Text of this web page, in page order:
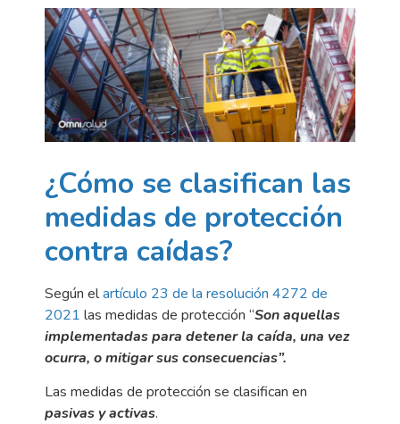
¿Cómo se clasifican las
medidas de protección
contra caídas?
Según elartículo 23 de la resolución 4272 de
2021 las medidas de protección “Son aquellas
implementadas para detener la caída, una vez
ocurra, o mitigar sus consecuencias”.
Las medidas de protección se clasifican en
pasivas y activas.